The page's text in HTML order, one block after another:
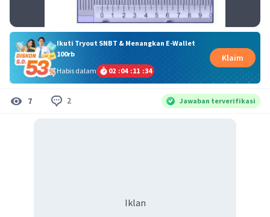
Ikuti Tryout SNBT & Menangkan E-Wallet
100rb
Habis dalam
02 :04 :11 :34
Klaim
7 2 Jawaban terverifikasi
Iklan